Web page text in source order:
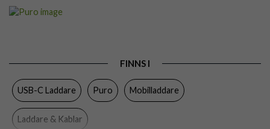
Material
FINNS I
USB-C Laddare Puro Mobilladdare
Laddare & Kablar